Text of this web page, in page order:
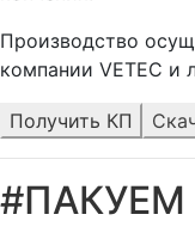
Производство
компании VETEC и
Получить КП
#ПАКУЕМ